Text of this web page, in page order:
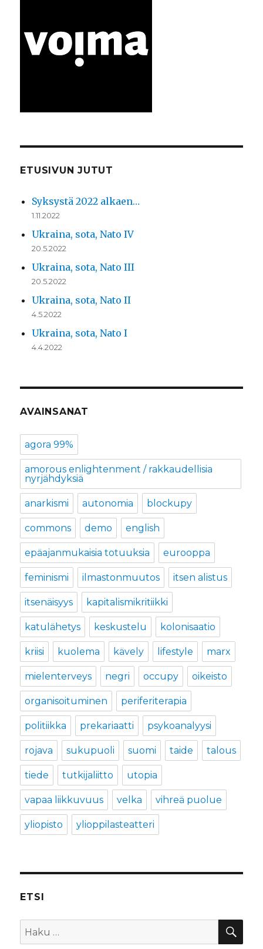
ETUSIVUN JUTUT
Syksystä 2022 alkaen…
1.11.2022
Ukraina, sota, Nato IV
20.5.2022
Ukraina, sota, Nato III
20.5.2022
Ukraina, sota, Nato II
4.5.2022
Ukraina, sota, Nato I
4.4.2022
AVAINSANAT
agora 99%
amorous enlightenment / rakkaudellisia
nyrjähdyksiä
anarkismi autonomia blockupy
commons demo english
epäajanmukaisia totuuksia eurooppa
feminismi ilmastonmuutos itsen alistus
itsenäisyys kapitalismikritiikki
katulähetys keskustelu kolonisaatio
kriisi kuolema kävely lifestyle marx
mielenterveys negri occupy oikeisto
organisoituminen periferiterapia
politiikka prekariaatti psykoanalyysi
rojava sukupuoli suomi taide talous
tiede tutkijaliitto utopia
vapaa liikkuvuus velka vihreä puolue
yliopisto ylioppilasteatteri
ETSI
Etsi: